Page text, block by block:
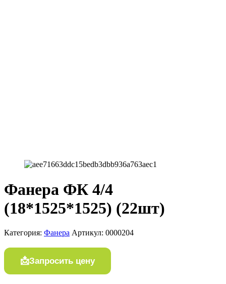
Фанера ФК 4/4
(18*1525*1525) (22шт)
Категория: Фанера Артикул: 0000204
Запросить цену